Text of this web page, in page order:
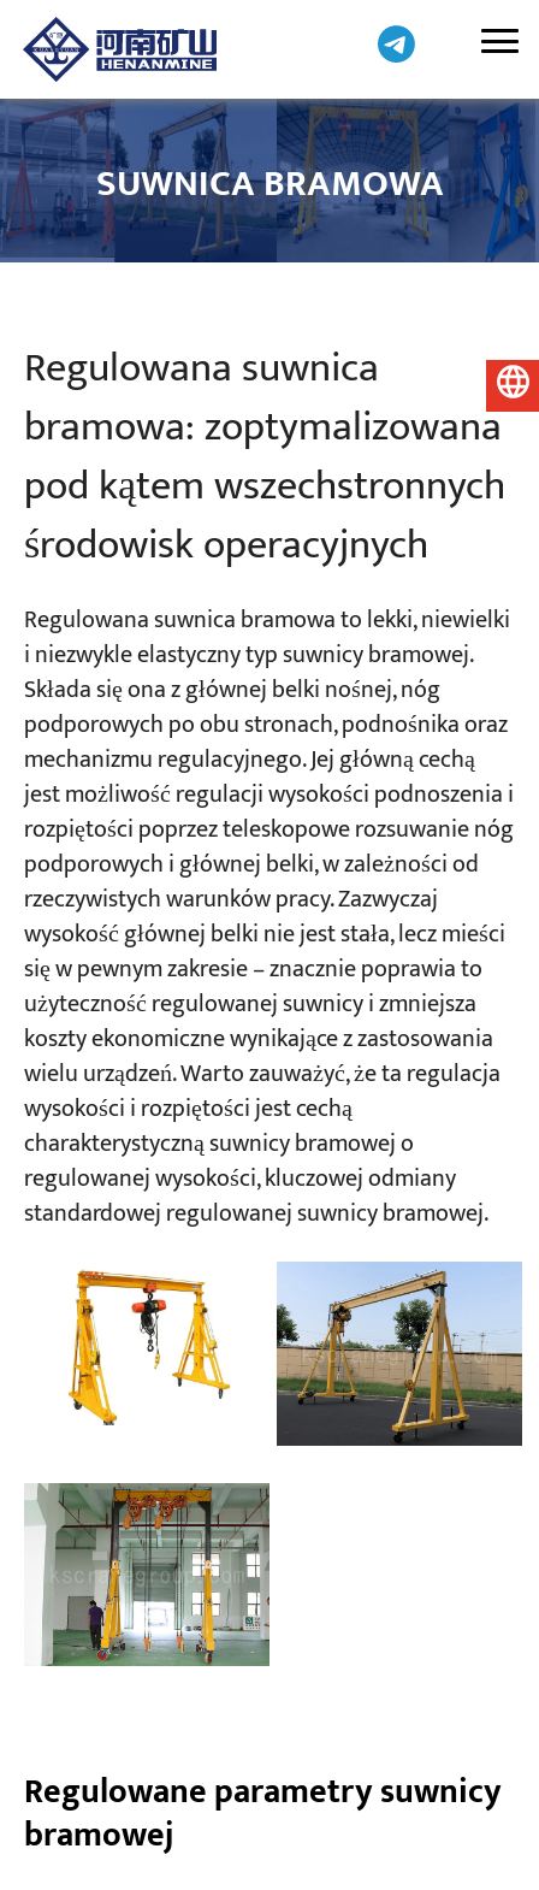
Projekty
Blogi
Aktualności
Aplikacje
Skontaktuj się z nami
SUWNICA BRAMOWA
Regulowana suwnica
bramowa: zoptymalizowana
pod kątem wszechstronnych
środowisk operacyjnych
Regulowana suwnica bramowa to lekki, niewielki
i niezwykle elastyczny typ suwnicy bramowej.
Składa się ona z głównej belki nośnej, nóg
podporowych po obu stronach, podnośnika oraz
mechanizmu regulacyjnego. Jej główną cechą
jest możliwość regulacji wysokości podnoszenia i
rozpiętości poprzez teleskopowe rozsuwanie nóg
podporowych i głównej belki, w zależności od
rzeczywistych warunków pracy. Zazwyczaj
wysokość głównej belki nie jest stała, lecz mieści
się w pewnym zakresie – znacznie poprawia to
użyteczność regulowanej suwnicy i zmniejsza
koszty ekonomiczne wynikające z zastosowania
wielu urządzeń. Warto zauważyć, że ta regulacja
wysokości i rozpiętości jest cechą
charakterystyczną suwnicy bramowej o
regulowanej wysokości, kluczowej odmiany
standardowej regulowanej suwnicy bramowej.
Regulowane parametry suwnicy
bramowej
Polski